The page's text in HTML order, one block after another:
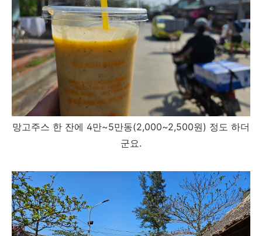
망고주스 한 잔에 4만~5만동(2,000~2,500원) 정도 하더
군요.